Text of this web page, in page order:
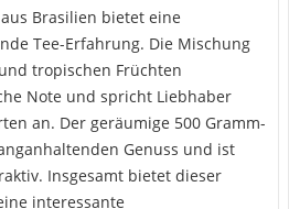
Brasilien bietet eine
Tee-Erfahrung. Die Mischung
tropischen Früchten
Note und spricht Liebhaber
an. Der geräumige 500 Gramm-
Genuss und ist
Insgesamt bietet dieser
interessante